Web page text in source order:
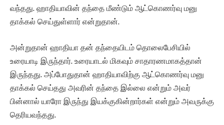
வந்தது. ஹாதியாவின் தந்தை மீண்டும் ஆட்கொணர்வு மனு
தாக்கல் செய்துள்ளார் என்றுதான்.
அன்றுதான் ஹாதியா தன் தந்தையிடம் தொலைபேசியில்
உரையாடி இருந்தார். உரையாடல் மிகவும் சாதாரணமாகத்தான்
இருந்தது. அப்போதுதான் ஹாதியாவிற்கு ஆட்கொணர்வு மனு
தாக்கல் செய்தது அவரின் தந்தை இல்லை என்றும் அவர்
பின்னால் யாரோ இருந்து இயக்குகின்றார்கள் என்றும் அவருக்கு
தெரியவந்தது.